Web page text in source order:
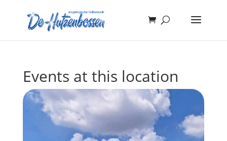
Events at this location